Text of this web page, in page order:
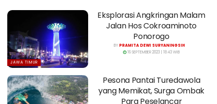
JAWA TIMUR
Eksplorasi Angkringan Malam
Jalan Hos Cokroaminoto
Ponorogo
BYPRAMITA DEWI SURYANINGSIH
16 SEPTEMBER 2023 | 18:43 WIB
Pesona Pantai Turedawola
yang Memikat, Surga Ombak
Para Peselancar